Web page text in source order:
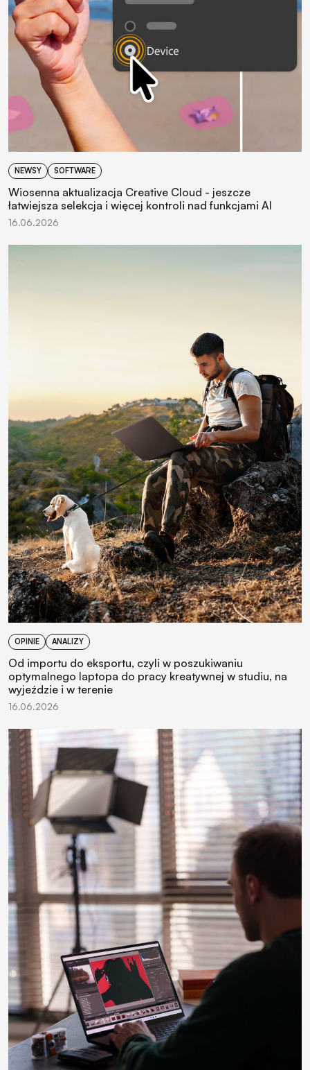
NEWSY SOFTWARE
Wiosenna aktualizacja Creative Cloud - jeszcze
łatwiejsza selekcja i więcej kontroli nad funkcjami AI
16.06.2026
OPINIE ANALIZY
Od importu do eksportu, czyli w poszukiwaniu
optymalnego laptopa do pracy kreatywnej w studiu, na
wyjeździe i w terenie
16.06.2026